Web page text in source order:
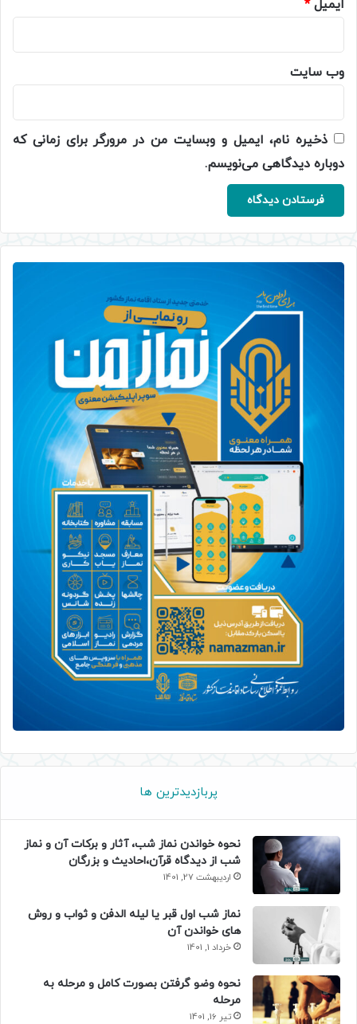
ایمیل*
وب‌ سایت
ذخیره نام، ایمیل و وبسایت من در مرورگر برای زمانی که
دوباره دیدگاهی می‌نویسم.
پربازدیدترین ها
نحوه خواندن نماز شب، آثار و برکات آن و نماز
شب از دیدگاه قرآن،احادیث و بزرگان
اردیبهشت 27, 1401
نماز شب اول قبر یا لیله الدفن و ثواب و روش
های خواندن آن
خرداد 1, 1401
نحوه وضو گرفتن بصورت کامل و مرحله به
مرحله
تیر 16, 1401